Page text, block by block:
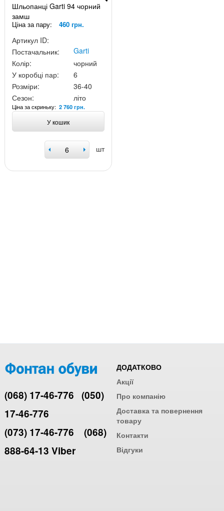
Шльопанці Garti 94 чорний
замш
Ціна за пару: 460 грн.
Артикул ID:
Постачальник:
Garti
Колір:
чорний
У коробці пар:
6
Розміри:
36-40
Сезон:
літо
Ціна за скриньку: 2 760 грн.
У кошик
шт
(068) 17-46-776 (050)
17-46-776
(073) 17-46-776
(068)
888-64-13 Viber
ДОДАТКОВО
Акції
Про компанію
Доставка та повернення
товару
Контакти
Відгуки